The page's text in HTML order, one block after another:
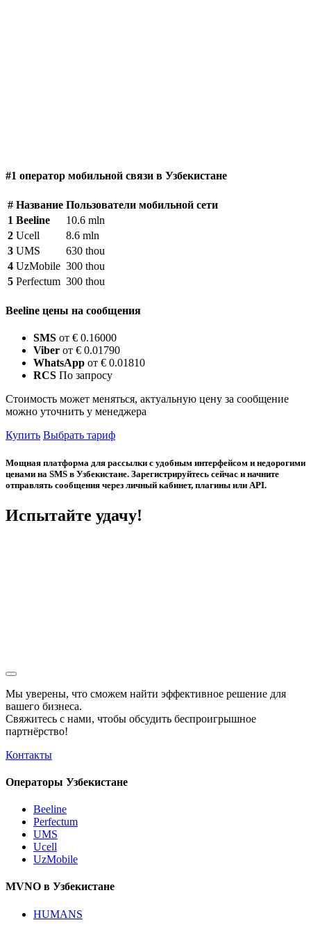
#1 оператор мобильной связи в Узбекистане
# Название Пользователи мобильной сети
1 Beeline
10.6 mln
2 Ucell
8.6 mln
3 UMS
630 thou
4 UzMobile 300 thou
5 Perfectum 300 thou
Beeline цены на сообщения
SMS от € 0.16000
Viber от € 0.01790
WhatsApp от € 0.01810
RCS По запросу
Стоимость может меняться, актуальную цену за сообщение
можно уточнить у менеджера
Купить Выбрать тариф
Мощная платформа для рассылки с удобным интерфейсом и недорогими
ценами на SMS в Узбекистане. Зарегистрируйтесь сейчас и начните
отправлять сообщения через личный кабинет, плагины или API.
Испытайте удачу!
Мы уверены, что сможем найти эффективное решение для
вашего бизнеса.
Свяжитесь с нами, чтобы обсудить беспроигрышное
партнёрство!
Контакты
Операторы Узбекистане
Beeline
Perfectum
UMS
Ucell
UzMobile
MVNO в Узбекистане
HUMANS